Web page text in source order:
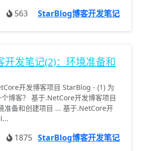
563 StarBlog博客开发笔记
开发笔记(2)：环境准备和
开发博客项目 StarBlog - (1) 为
博客？ 基于.NetCore开发博客项目
准备和创建项目 ... 基于.NetCore开
1875 StarBlog博客开发笔记